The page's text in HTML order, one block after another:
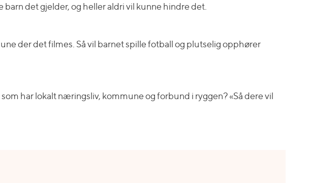
det gjelder, og heller aldri vil kunne hindre det.
der det filmes. Så vil barnet spille fotball og plutselig opphører
har lokalt næringsliv, kommune og forbund i ryggen? «Så dere vil